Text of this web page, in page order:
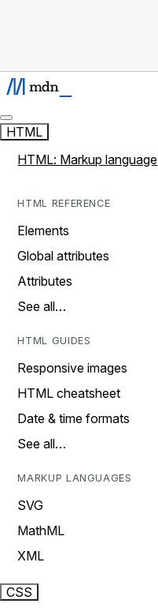
HTML
HTML: Markup language
HTML REFERENCE
Elements
Global attributes
Attributes
See all…
HTML GUIDES
Responsive images
HTML cheatsheet
Date & time formats
See all…
MARKUP LANGUAGES
SVG
MathML
XML
CSS